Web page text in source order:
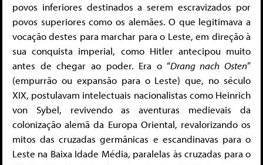
povos inferiores destinados a serem escravizados por
povos superiores como os alemães. O que legitimava a
vocação destes para marchar para o Leste, em direção à
sua conquista imperial, como Hitler antecipou muito
antes de chegar ao poder. Era o “Drang nach Osten”
(empurrão ou expansão para o Leste) que, no século
XIX, postulavam intelectuais nacionalistas como Heinrich
von Sybel, revivendo as aventuras medievais da
colonização alemã da Europa Oriental, revalorizando os
mitos das cruzadas germânicas e escandinavas para o
Leste na Baixa Idade Média, paralelas às cruzadas para o